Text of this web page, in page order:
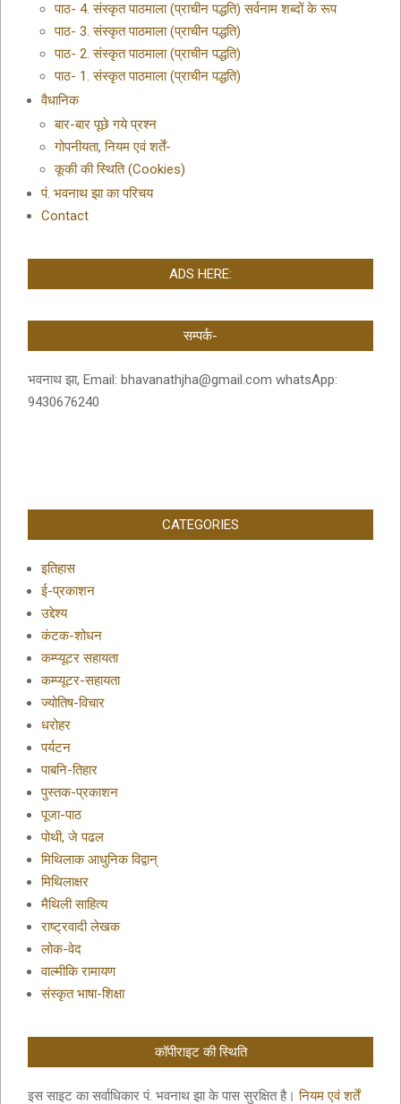
पाठ- 4. संस्कृत पाठमाला (प्राचीन पद्धति) सर्वनाम शब्दों के रूप
पाठ- 3. संस्कृत पाठमाला (प्राचीन पद्धति)
पाठ- 2. संस्कृत पाठमाला (प्राचीन पद्धति)
पाठ- 1. संस्कृत पाठमाला (प्राचीन पद्धति)
वैधानिक
बार-बार पूछे गये प्रश्न
गोपनीयता, नियम एवं शर्तें-
कूकी की स्थिति (Cookies)
पं. भवनाथ झा का परिचय
Contact
ADS HERE:
सम्पर्क-
भवनाथ झा, Email: bhavanathjha@gmail.com whatsApp:
9430676240
CATEGORIES
इतिहास
ई-प्रकाशन
उद्देश्य
कंटक-शोधन
कम्प्यूटर सहायता
कम्प्यूटर-सहायता
ज्योतिष-विचार
धरोहर
पर्यटन
पाबनि-तिहार
पुस्तक-प्रकाशन
पूजा-पाठ
पोथी, जे पढल
मिथिलाक आधुनिक विद्वान्
मिथिलाक्षर
मैथिली साहित्य
राष्ट्रवादी लेखक
लोक-वेद
वाल्मीकि रामायण
संस्कृत भाषा-शिक्षा
कॉपीराइट की स्थिति
इस साइट का सर्वाधिकार पं. भवनाथ झा के पास सुरक्षित है।नियम एवं शर्तें